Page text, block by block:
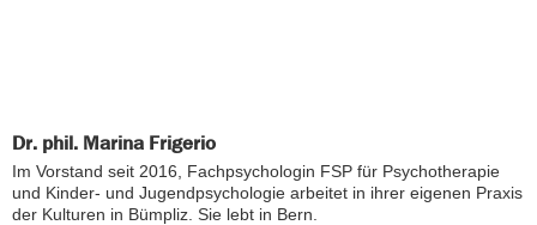
Dr. phil. Marina Frigerio
Im Vorstand seit 2016, Fachpsychologin FSP für Psychotherapie
und Kinder- und Jugendpsychologie arbeitet in ihrer eigenen Praxis
der Kulturen in Bümpliz. Sie lebt in Bern.